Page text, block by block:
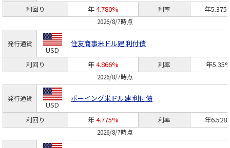
利回り 年4.780% 利率 年
2026/8/7時点
発行通貨
USD
住友商事米ドル建 利付債
利回り 年4.866% 利率 年
2026/8/7時点
発行通貨
USD
ボーイング米ドル建 利付債
利回り 年4.775% 利率 年
2026/8/7時点